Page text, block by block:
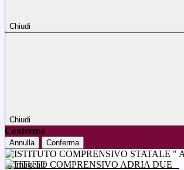
Chiudi
Chiudi
Conferma
Annulla Conferma
ISTITUTO COMPRENSIVO ADRIA DUE